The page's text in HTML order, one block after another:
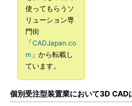
使ってもらうソ
リューション専
門街
「CADJapan.co
m 」から転載し
ています。
個別受注型装置業において3D CAD